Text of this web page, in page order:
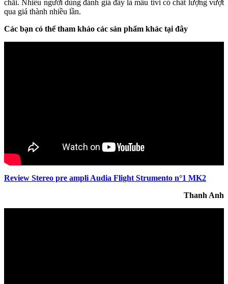
chãi. Nhiều người dùng đánh giá đây là mẫu tivi có chất lượng vượt
qua giá thành nhiều lần.
Các bạn có thể tham khảo các sản phẩm khác tại đây
Review Stereo pre ampli Audia Flight Strumento n°1 MK2
Thanh Anh